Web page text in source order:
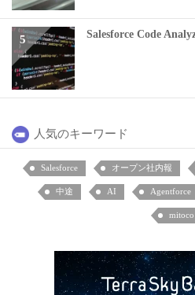
Salesforce Code
人気のキーワード
Salesforce オープン社内報
中途 AI Agentforce
mitoco